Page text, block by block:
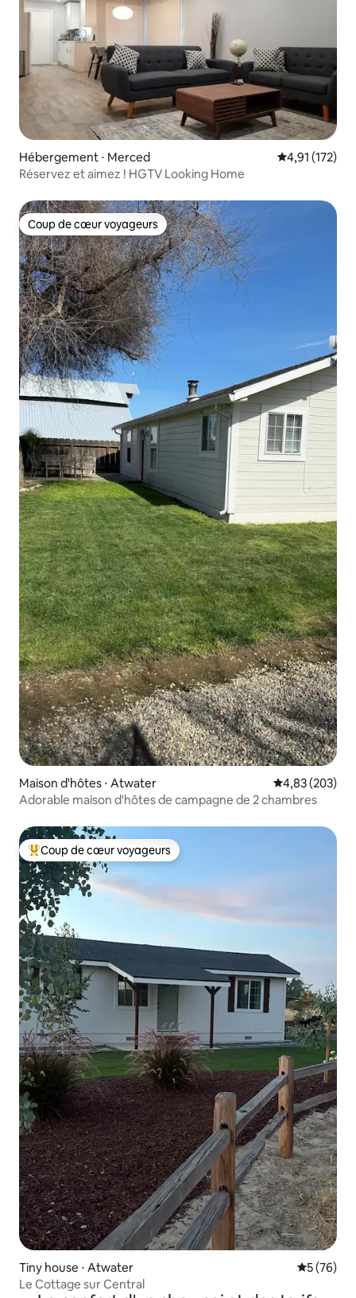
Hébergement ⋅ Merced Évaluation
4,91 (172)
Réservez et aimez ! HGTV Looking Home
Coup de cœur voyageurs
Coup de cœur voyageurs
Maison d'hôtes ⋅ Atwater Évaluation
4,83 (203)
Adorable maison d'hôtes de campagne de 2 chambres
Coups de cœur voyageurs les plus appréciés
Coup de cœur voyageurs
Tiny house ⋅ Atwater
5 (76)
Le Cottage sur Central